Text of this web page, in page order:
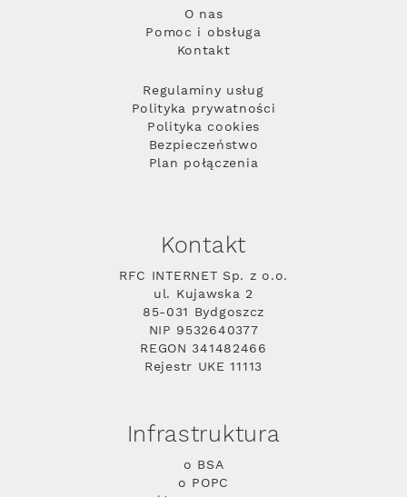
O nas
Pomoc i obsługa
Kontakt
Regulaminy usług
Polityka prywatności
Polityka cookies
Bezpieczeństwo
Plan połączenia
Kontakt
RFC INTERNET Sp. z o.o.
ul. Kujawska 2
85-031 Bydgoszcz
NIP 9532640377
REGON 341482466
Rejestr UKE 11113
Infrastruktura
o BSA
o POPC